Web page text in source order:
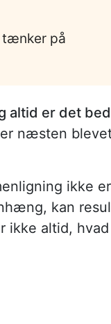
tænker på
altid er det
næsten
ikke
kan
ikke altid,